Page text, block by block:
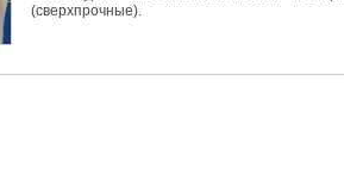
(сверхпрочные).